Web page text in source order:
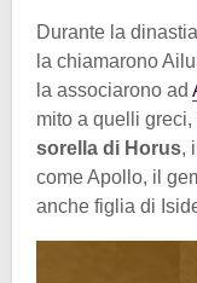
Durante la
la chiamarono
la associarono ad
mito a quelli
sorella di Horus,
come Apollo, il
anche figlia di